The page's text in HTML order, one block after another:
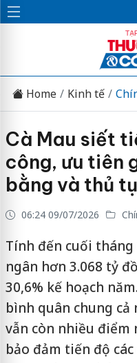
Home Kinh tế
Cà Mau siết
công, ưu tiên
bằng và thủ
06:24 09/07/2026
Tính đến cuối tháng
ngân hơn 3.068 tỷ
30,6% kế hoạch
bình quân chung cả
vẫn còn nhiều điểm
bảo đảm tiến độ